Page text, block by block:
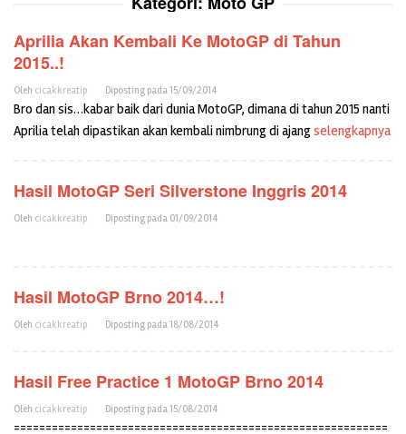
Aprilia Akan Kembali Ke MotoGP di Tahun
2015..!
Oleh cicakkreatip Diposting pada15/09/2014
Bro dan sis…kabar baik dari dunia MotoGP, dimana di tahun 2015 nanti
Aprilia telah dipastikan akan kembali nimbrung di ajangselengkapnya
Hasil MotoGP Seri Silverstone Inggris 2014
Oleh cicakkreatip Diposting pada 01/09/2014
Hasil MotoGP Brno 2014…!
Oleh cicakkreatip Diposting pada18/08/2014
Hasil Free Practice 1 MotoGP Brno 2014
Oleh cicakkreatip Diposting pada15/08/2014
===========================================================